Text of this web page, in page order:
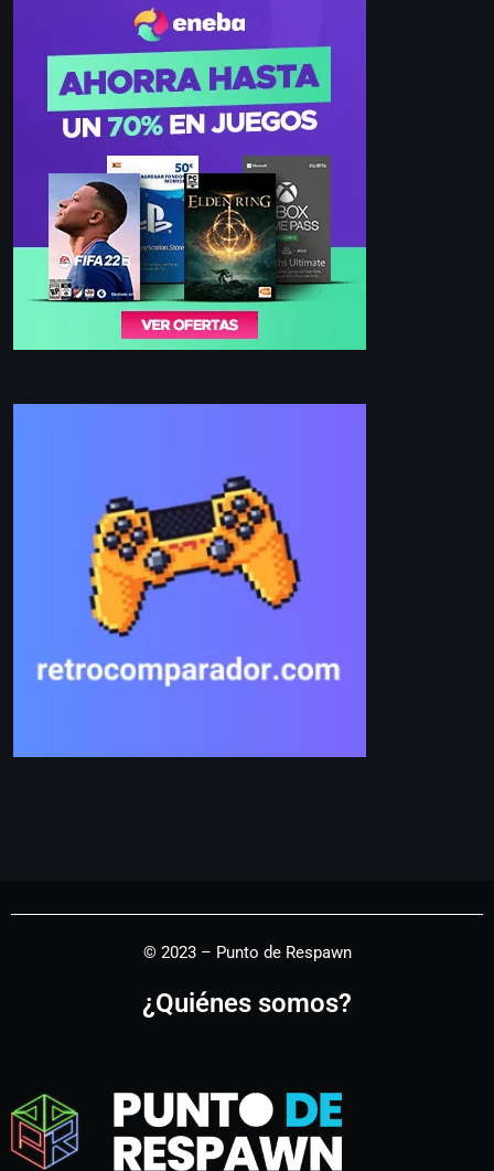
© 2023 – Punto de Respawn
¿Quiénes somos?